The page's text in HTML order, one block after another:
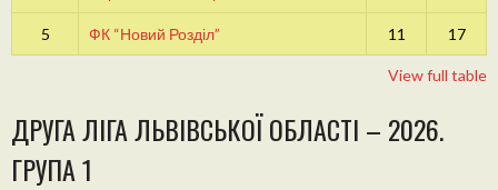
5 ФК “Новий Розділ” 11 17
View full table
ДРУГА ЛІГА ЛЬВІВСЬКОЇ ОБЛАСТІ – 2026.
ГРУПА 1